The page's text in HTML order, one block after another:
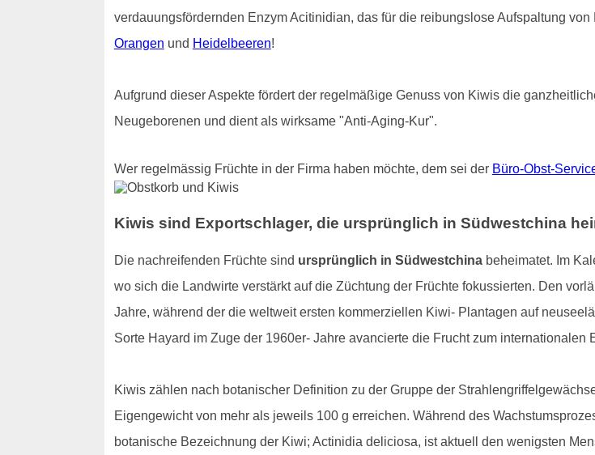
verdauungsfördernden Enzym Acitinidian, das für die reibungslose Aufspaltung
Orangen und Heidelbeeren!
Aufgrund dieser Aspekte fördert der regelmäßige Genuss von Kiwis die
Neugeborenen und dient als wirksame "Anti-Aging-Kur".
Wer regelmässig Früchte in der Firma haben möchte, dem sei der Büro-Obst-
Kiwis sind Exportschlager, die ursprünglich in Südwestchina
Die nachreifenden Früchte sind ursprünglich in Südwestchinabeheimatet. Im
wo sich die Landwirte verstärkt auf die Züchtung der Früchte fokussierten. Den
Jahre, während der die weltweit ersten kommerziellen Kiwi- Plantagen auf
Sorte Hayard im Zuge der 1960er- Jahre avancierte die Frucht zum
Kiwis zählen nach botanischer Definition zu der Gruppe der
Eigengewicht von mehr als jeweils 100 g erreichen. Während des
botanische Bezeichnung der Kiwi; Actinidia deliciosa, ist aktuell den wenigsten